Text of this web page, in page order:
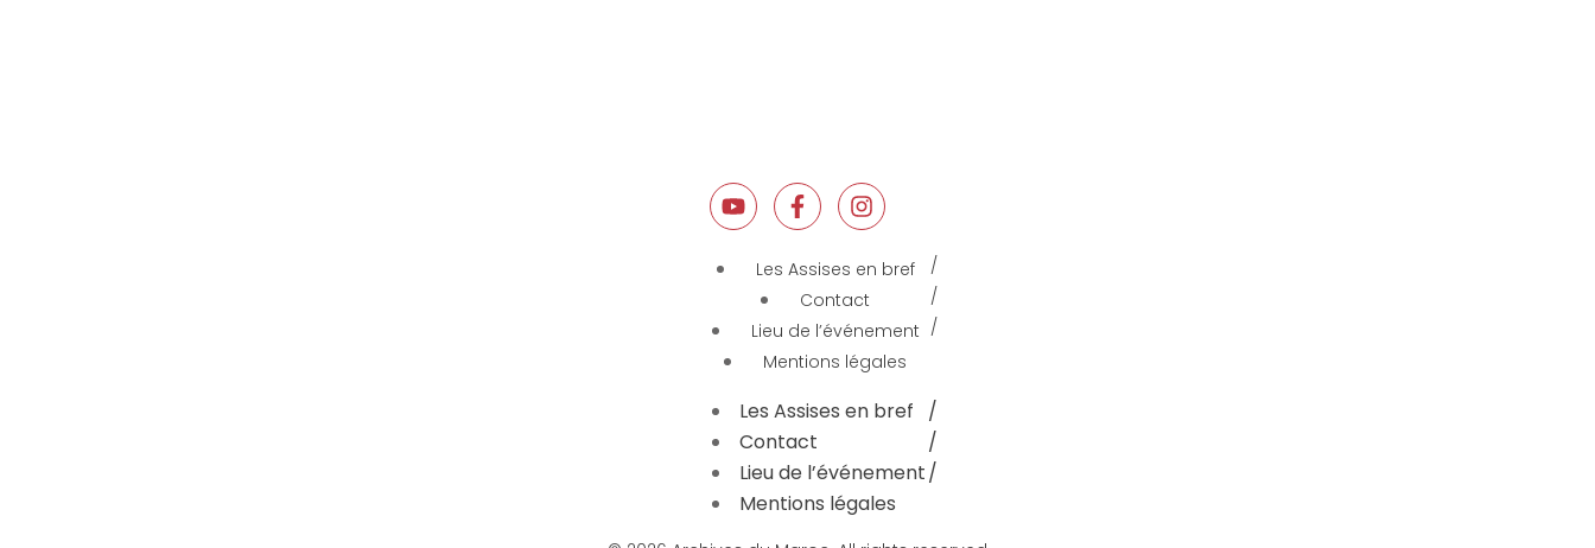
Les Assises en bref
Contact
Lieu de l’événement
Mentions légales
Les Assises en bref
Contact
Lieu de l’événement
Mentions légales